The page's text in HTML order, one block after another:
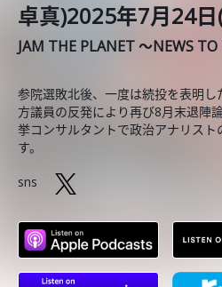
卓真)2025年7月24日
JAM THE PLANET ～NEWS
参院選敗北後、一度は続投を表明
方議員の反発により再び8月末退陣
挙コンサルタントで政治アナリスト
す。
sns